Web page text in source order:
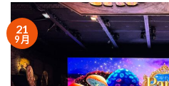
21
9 月